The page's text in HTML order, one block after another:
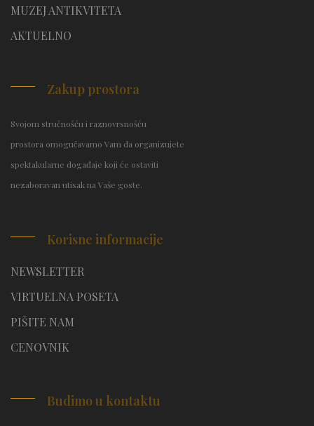
MUZEJ ANTIKVITETA
AKTUELNO
Zakup prostora
Svojom stručnošću i raznovrsnošću
prostora omogućavamo Vam da organizujete
spektakularne događaje koji će ostaviti
nezaboravan utisak na Vaše goste.
Korisne informacije
NEWSLETTER
VIRTUELNA POSETA
PIŠITE NAM
CENOVNIK
Budimo u kontaktu